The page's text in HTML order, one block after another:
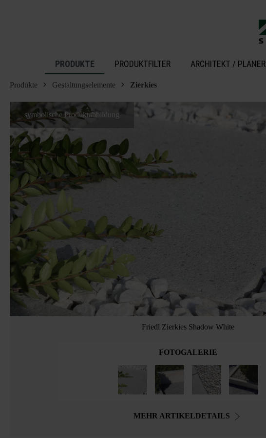
PRODUKTE PRODUKTFILTER ARCHITEKT / PLANER
Produkte Gestaltungselemente Zierkies
Friedl Zierkies Shadow White
symbolische Produktabbildung
FOTOGALERIE
MEHR ARTIKELDETAILS